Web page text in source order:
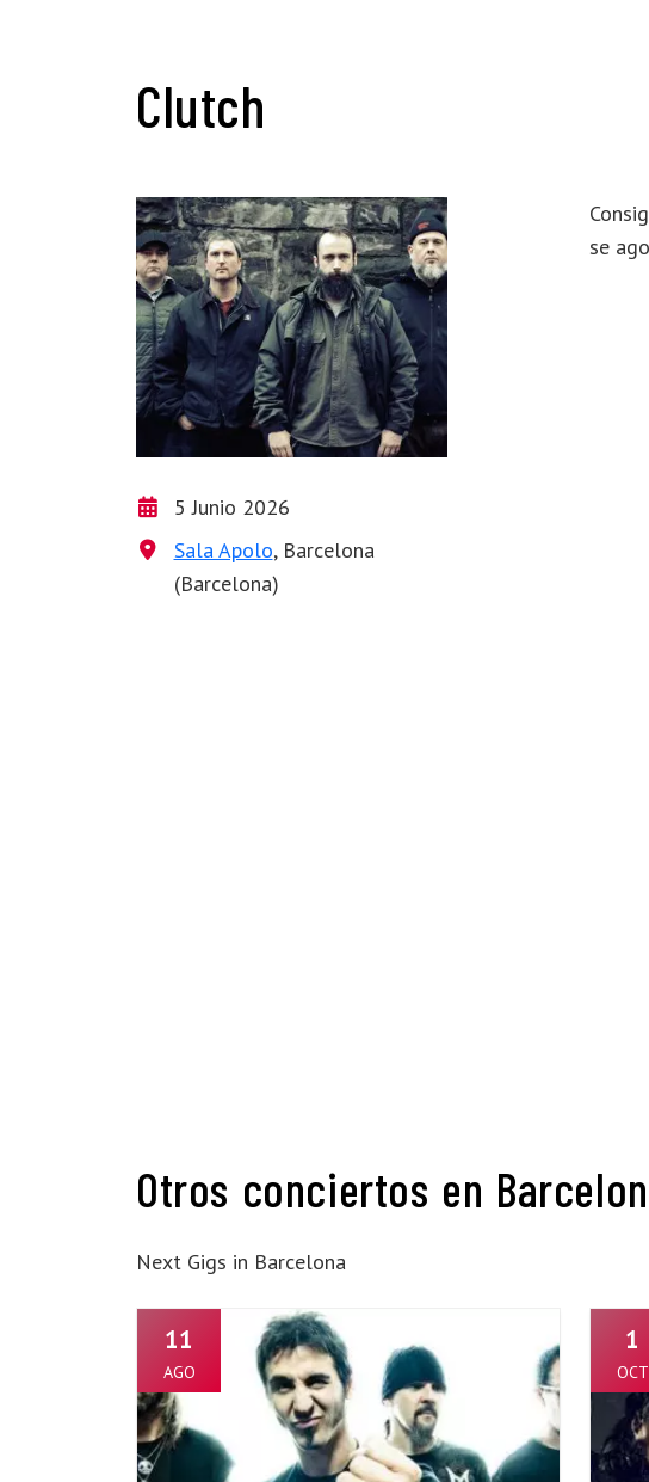
Clutch
5 Junio 2026
Sala Apolo, Barcelona
(Barcelona)
se
Otros conciertos en
Next Gigs in Barcelona
11
AGO
1
OCT